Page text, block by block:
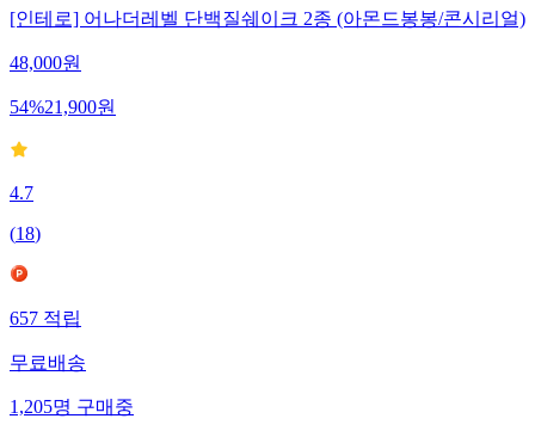
[인테로] 어나더레벨 단백질쉐이크 2종 (아몬드봉봉/콘시리얼)
48,000원
54%21,900원
4.7
(18)
657적립
무료배송
1,205명구매중